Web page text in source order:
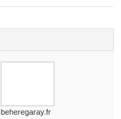
beheregaray.fr